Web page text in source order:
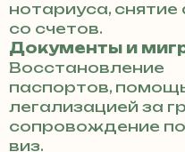
нотариуса, снятие
со счетов.
Документы и
Восстановление
паспортов,
легализацией за
сопровождение
виз.